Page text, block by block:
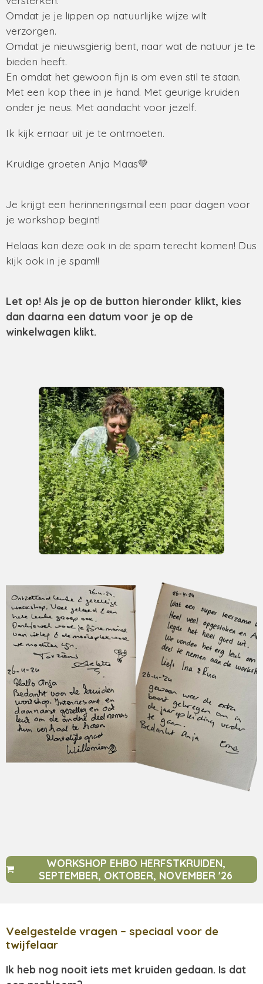
Omdat je je lippen op natuurlijke wijze wilt
verzorgen.
Omdat je nieuwsgierig bent, naar wat de natuur je te
bieden heeft.
En omdat het gewoon fijn is om even stil te staan.
Met een kop thee in je hand. Met geurige kruiden
onder je neus. Met aandacht voor jezelf.
Ik kijk ernaar uit je te ontmoeten.
Kruidige groeten Anja Maas💚
Je krijgt een herinneringsmail een paar dagen voor
je workshop begint!
Helaas kan deze ook in de spam terecht komen! Dus
kijk ook in je spam!!
Let op! Als je op de button hieronder klikt, kies
dan daarna een datum voor je op de
winkelwagen klikt.
WORKSHOP EHBO HERFSTKRUIDEN,
SEPTEMBER, OKTOBER, NOVEMBER '26
Veelgestelde vragen – speciaal voor de
twijfelaar
Ik heb nog nooit iets met kruiden gedaan. Is dat